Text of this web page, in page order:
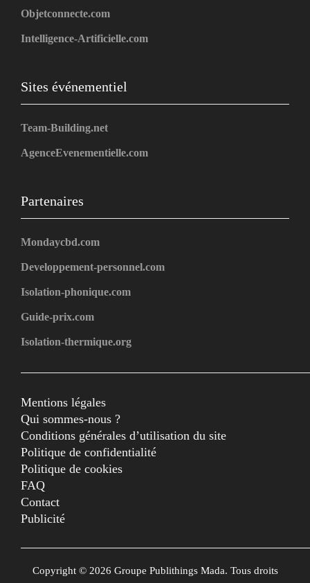
Objetconnecte.com
Intelligence-Artificielle.com
Sites événementiel
Team-Building.net
AgenceEvenementielle.com
Partenaires
Mondaycbd.com
Developpement-personnel.com
Isolation-phonique.com
Guide-prix.com
Isolation-thermique.org
Mentions légales
Qui sommes-nous ?
Conditions générales d’utilisation du site
Politique de confidentialité
Politique de cookies
FAQ
Contact
Publicité
Copyright © 2026 Groupe Publithings Mada. Tous droits